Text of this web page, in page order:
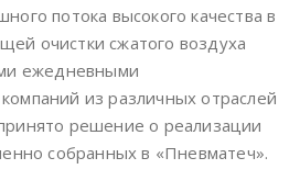
потока высокого качества в
очистки сжатого воздуха
ежедневными
из различных отраслей
решение о реализации
собранных в «Пневматеч».